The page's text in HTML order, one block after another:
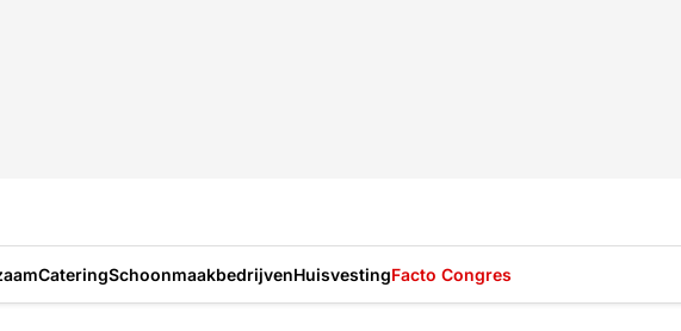
CateringSchoonmaakbedrijvenHuisvestingFacto Congres